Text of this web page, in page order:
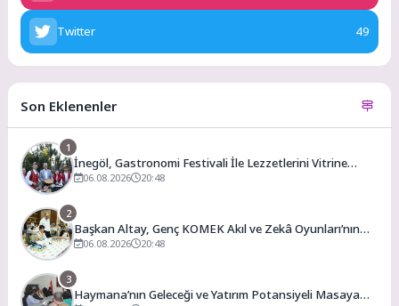
Twitter 49
Son Eklenenler
1
İnegöl, Gastronomi Festivali İle Lezzetlerini Vitrine
Çıkarıyor
06.08.2026 20:48
2
Başkan Altay, Genç KOMEK Akıl ve Zekâ Oyunları’nın
Final Turunda Öğrencilerin Heyecanını Paylaştı
06.08.2026 20:48
3
Haymana’nın Geleceği ve Yatırım Potansiyeli Masaya